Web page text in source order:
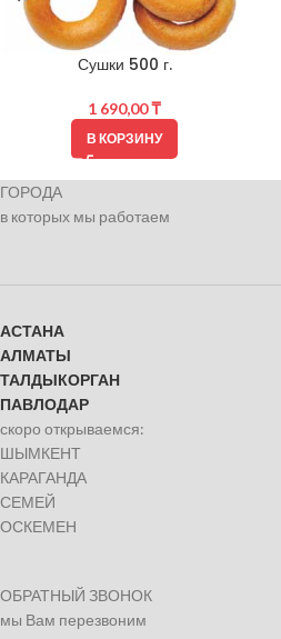
Сушки 500 г.
1 690,00₸
В КОРЗИНУ
ГОРОДА
в которых мы работаем
АСТАНА
АЛМАТЫ
ТАЛДЫКОРГАН
ПАВЛОДАР
скоро открываемся:
ШЫМКЕНТ
КАРАГАНДА
СЕМЕЙ
ОСКЕМЕН
ОБРАТНЫЙ ЗВОНОК
мы Вам перезвоним